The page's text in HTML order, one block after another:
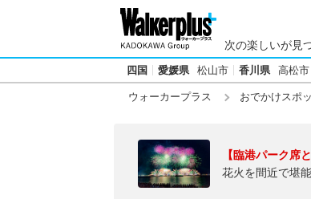
次の楽しいが見
四国 愛媛県 松山市 香川県 高松市
ウォーカープラス おでかけスポ
【臨港パーク席
花火を間近で堪